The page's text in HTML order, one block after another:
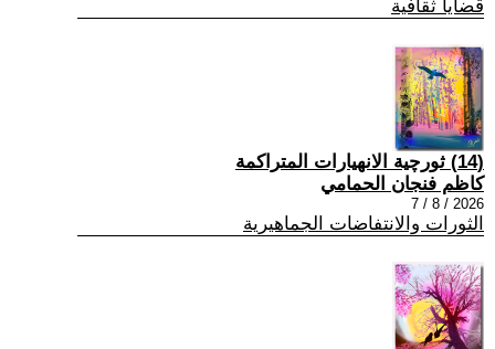
قضايا ثقافية
(14) ثورچية الانهيارات المتراكمة
كاظم فنجان الحمامي
2026 / 8 / 7
الثورات والانتفاضات الجماهيرية